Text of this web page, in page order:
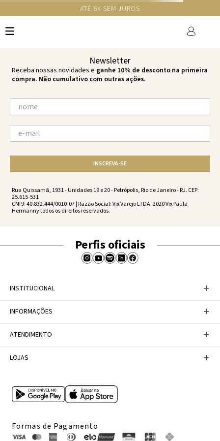
GANHE 10% NA PRIMEIRA COMPRA COM O CUPOM NEWS10
não encontramos resultados para:
'top-aro-pilar-charm-charm-
ss231062-2196'
O que você está procurando?